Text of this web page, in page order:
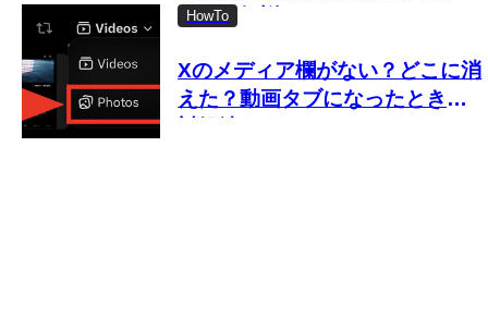
処法を解説
HowTo
Xのメディア欄がない？どこに消
えた？動画タブになったときの